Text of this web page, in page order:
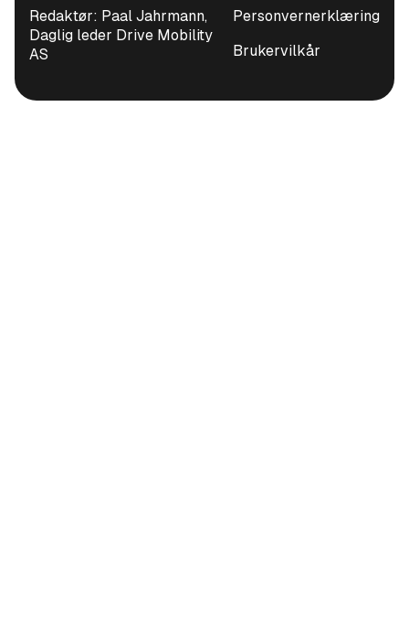
Redaktør: Paal Jahrmann,
Daglig leder Drive Mobility
AS
Personvernerklæring
Brukervilkår